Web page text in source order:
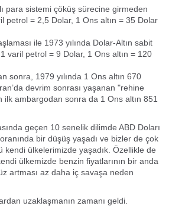
para sistemi çöküş sürecine girmeden
petrol = 2,5 Dolar, 1 Ons altın = 35 Dolar
ile 1973 yılında Dolar-Altın sabit
varil petrol = 9 Dolar, 1 Ons altın = 120
sonra, 1979 yılında 1 Ons altın 670
devrim sonrası yaşanan "rehine
ilk ambargodan sonra da 1 Ons altın 851
geçen 10 senelik dilimde ABD Doları
bir düşüş yaşadı ve bizler de çok
kendi ülkelerimizde yaşadık. Özellikle de
ülkemizde benzin fiyatlarının bir anda
artması az daha iç savaşa neden
uzaklaşmanın zamanı geldi.